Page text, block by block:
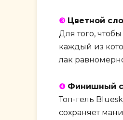
❸ Цветной
Для того,
каждый из
лак
❹ Финишный
Топ-гель
сохраняет